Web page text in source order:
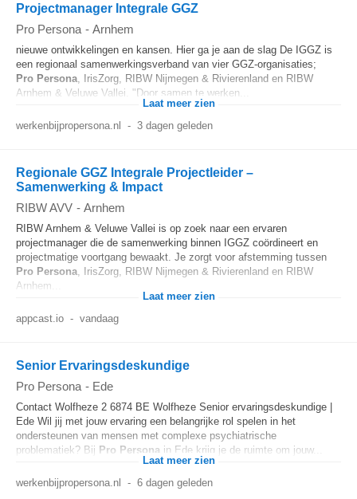
Projectmanager Integrale GGZ
Pro Persona - Arnhem
nieuwe ontwikkelingen en kansen. Hier ga je aan de slag De IGGZ is
een regionaal samenwerkingsverband van vier GGZ-organisaties;
Pro Persona, IrisZorg, RIBW Nijmegen & Rivierenland en RIBW
Arnhem & Veluwe Vallei. "Door samen te werken...
Laat meer zien
werkenbijpropersona.nl - 3 dagen geleden
Regionale GGZ Integrale Projectleider –
Samenwerking & Impact
RIBW AVV - Arnhem
RIBW Arnhem & Veluwe Vallei is op zoek naar een ervaren
projectmanager die de samenwerking binnen IGGZ coördineert en
projectmatige voortgang bewaakt. Je zorgt voor afstemming tussen
Pro Persona, IrisZorg, RIBW Nijmegen & Rivierenland en RIBW
Arnhem...
Laat meer zien
appcast.io - vandaag
Senior Ervaringsdeskundige
Pro Persona - Ede
Contact Wolfheze 2 6874 BE Wolfheze Senior ervaringsdeskundige |
Ede Wil jij met jouw ervaring een belangrijke rol spelen in het
ondersteunen van mensen met complexe psychiatrische
problematiek? Bij Pro Persona in Ede krijg je de ruimte om jouw...
Laat meer zien
werkenbijpropersona.nl - 6 dagen geleden